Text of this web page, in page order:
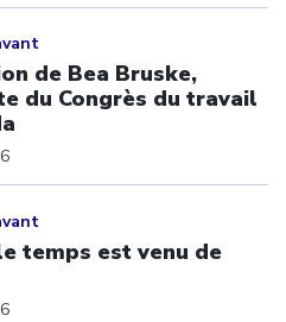
de Bea Bruske,
du Congrès du travail
temps est venu de